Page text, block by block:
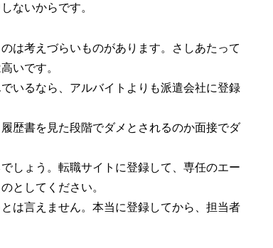
ないからです。
は考えづらいものがあります。さしあたって
いです。
いるなら、アルバイトよりも派遣会社に登録
歴書を見た段階でダメとされるのか面接でダ
しょう。転職サイトに登録して、専任のエー
としてください。
は言えません。本当に登録してから、担当者